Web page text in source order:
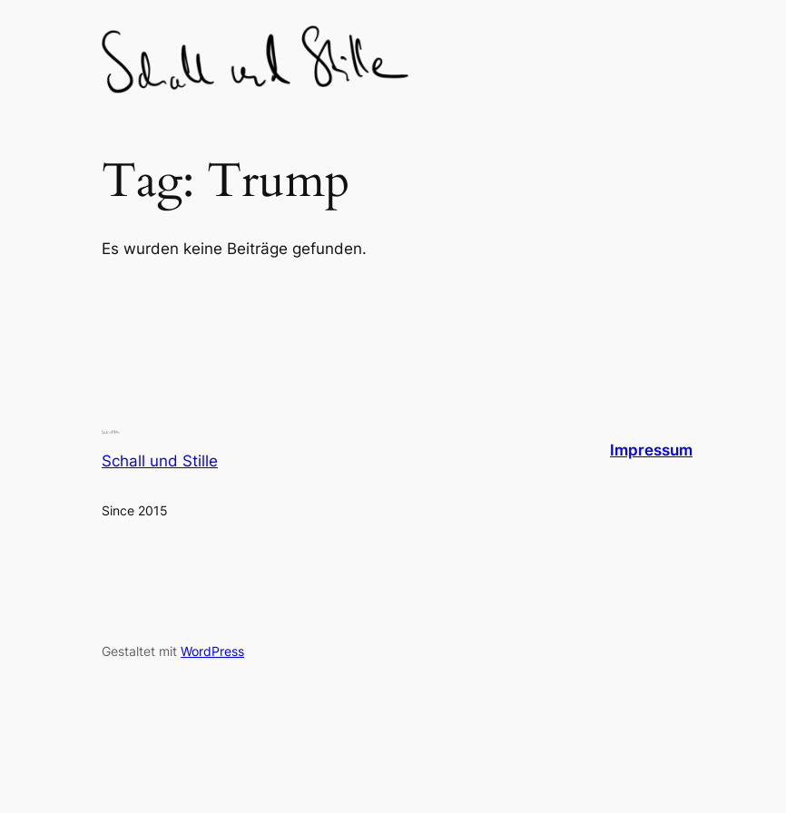
Tag: Trump
Es wurden keine Beiträge gefunden.
Schall und Stille
Since 2015
Impressum
Gestaltet mit WordPress